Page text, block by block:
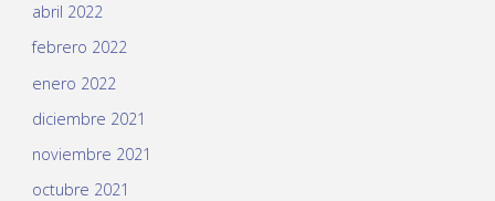
abril 2022
febrero 2022
enero 2022
diciembre 2021
noviembre 2021
octubre 2021